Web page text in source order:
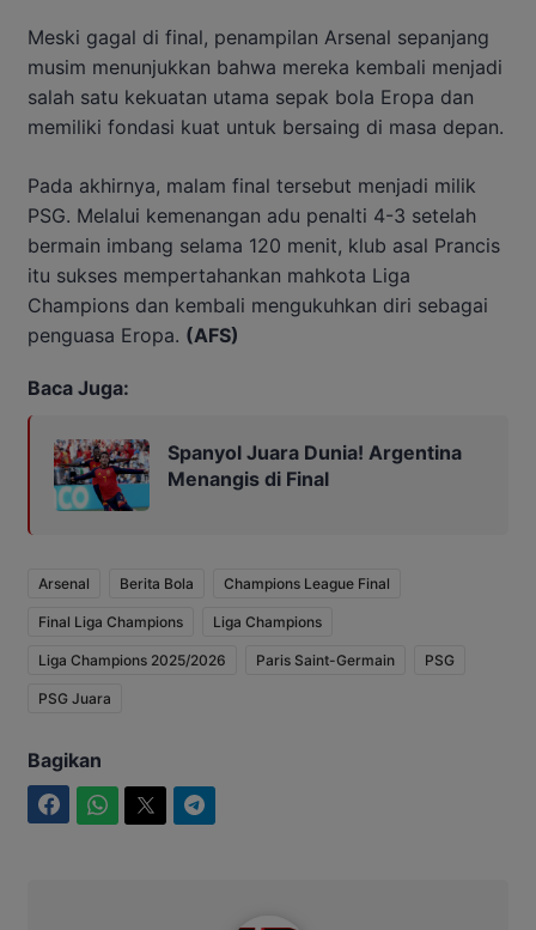
Meski gagal di final, penampilan Arsenal sepanjang
musim menunjukkan bahwa mereka kembali menjadi
salah satu kekuatan utama sepak bola Eropa dan
memiliki fondasi kuat untuk bersaing di masa depan.
Pada akhirnya, malam final tersebut menjadi milik
PSG. Melalui kemenangan adu penalti 4-3 setelah
bermain imbang selama 120 menit, klub asal Prancis
itu sukses mempertahankan mahkota Liga
Champions dan kembali mengukuhkan diri sebagai
penguasa Eropa. (AFS)
Baca Juga:
Spanyol Juara Dunia! Argentina
Menangis di Final
Arsenal Berita Bola Champions League Final
Final Liga Champions Liga Champions
Liga Champions 2025/2026 Paris Saint-Germain PSG
PSG Juara
Bagikan